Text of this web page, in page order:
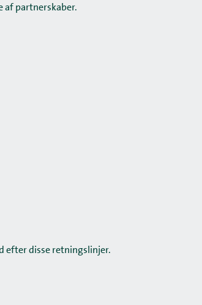
partnerskaber.
efter disse retningslinjer.